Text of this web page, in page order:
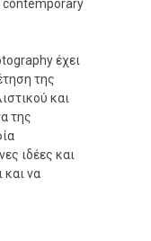
contemporary
έχει
της
και
της
ιδέες και
και να